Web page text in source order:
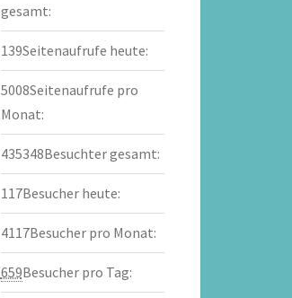
gesamt:
139Seitenaufrufe heute:
5008Seitenaufrufe pro
Monat:
435348Besuchter gesamt:
117Besucher heute:
4117Besucher pro Monat:
659Besucher pro Tag: